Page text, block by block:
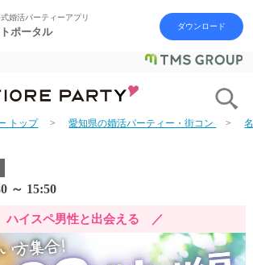
婚活パーティーアプリ
ポータル ダウンロード
トップ 愛知県の婚活パーティー・街コン
～ 15:50
イスペ男性と出会える ／